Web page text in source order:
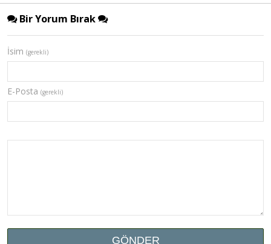
Bir Yorum Bırak
İsim (gerekli)
E-Posta (gerekli)